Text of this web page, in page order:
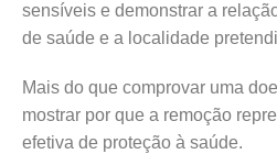
sensíveis e demonstrar a
de saúde e a localidade
Mais do que comprovar uma
mostrar por que a remoção
efetiva de proteção à saúde.